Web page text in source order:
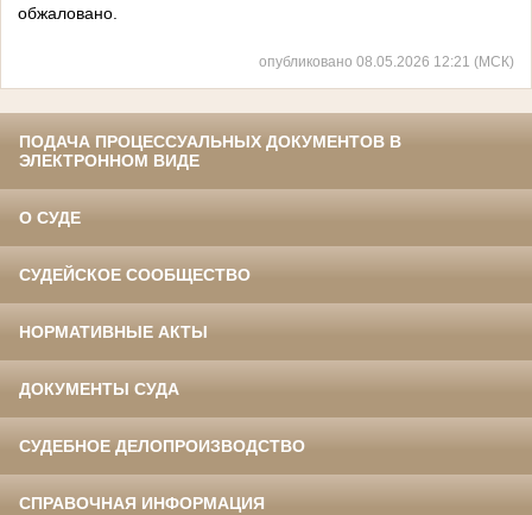
обжаловано.
опубликовано 08.05.2026 12:21 (МСК)
ПОДАЧА ПРОЦЕССУАЛЬНЫХ ДОКУМЕНТОВ В
ЭЛЕКТРОННОМ ВИДЕ
О СУДЕ
СУДЕЙСКОЕ СООБЩЕСТВО
НОРМАТИВНЫЕ АКТЫ
ДОКУМЕНТЫ СУДА
СУДЕБНОЕ ДЕЛОПРОИЗВОДСТВО
СПРАВОЧНАЯ ИНФОРМАЦИЯ